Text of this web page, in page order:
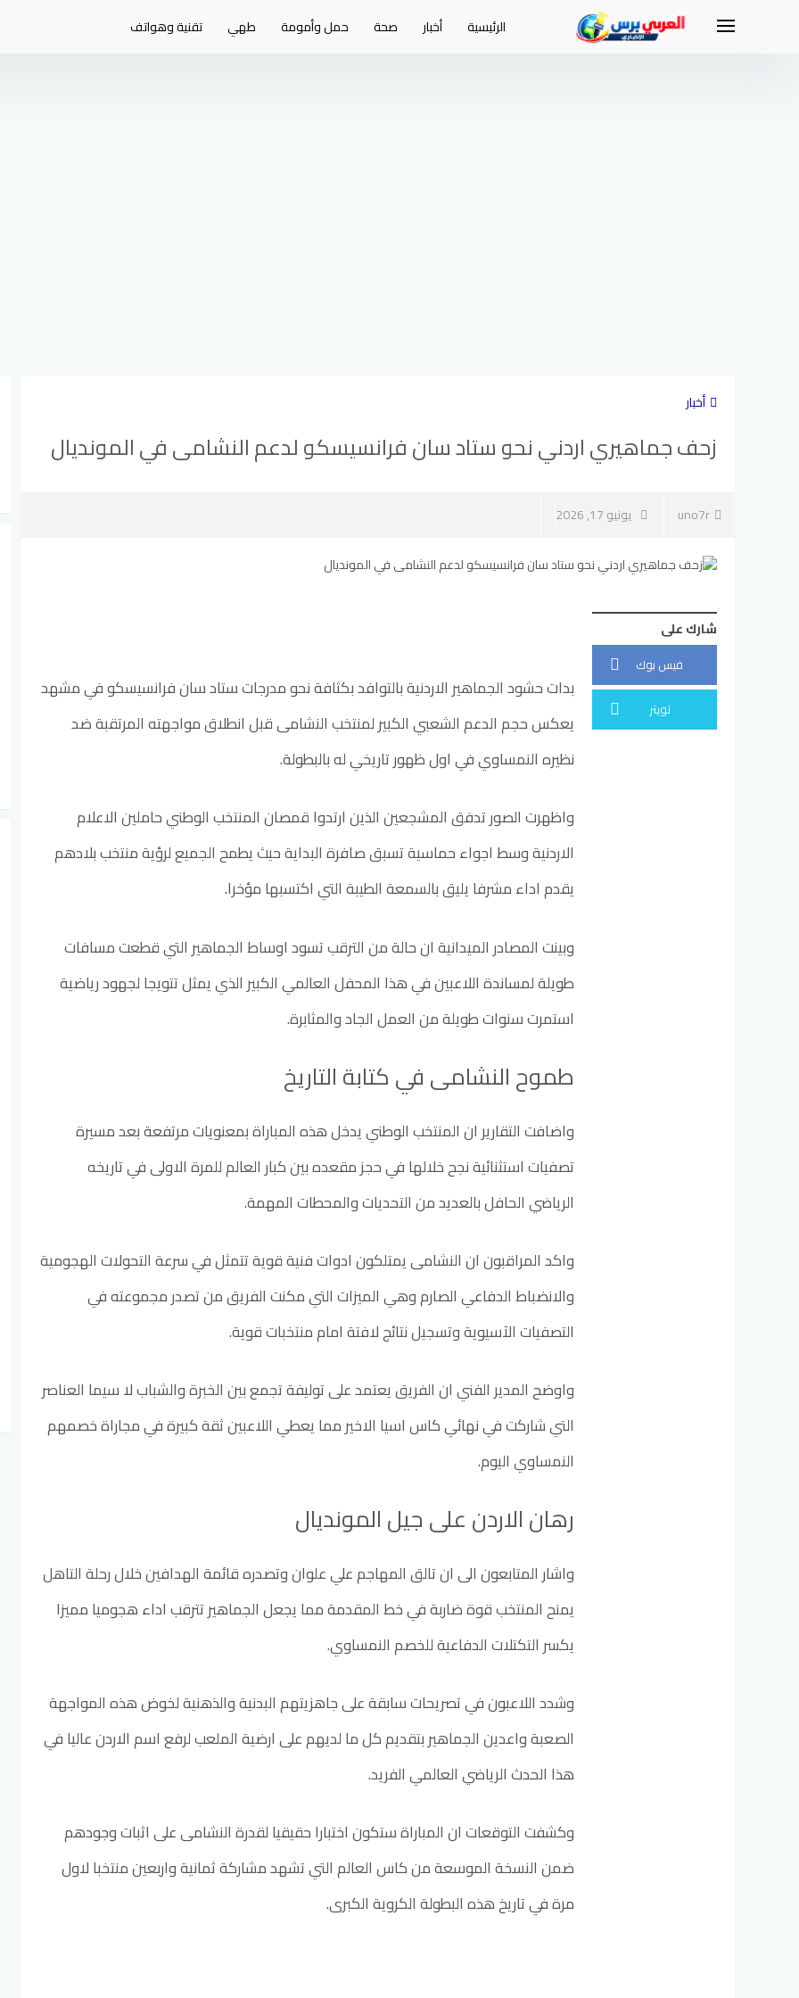
الرئيسية أخبار صحة حمل وأمومة طهي تقنية وهواتف
أخبار
زحف جماهيري اردني نحو ستاد سان فرانسيسكو لدعم النشامى في المونديال
uno7r يونيو 17, 2026
شارك على
فيس بوك
تويتر
بدات حشود الجماهير الاردنية بالتوافد بكثافة نحو مدرجات ستاد سان فرانسيسكو في مشهد
يعكس حجم الدعم الشعبي الكبير لمنتخب النشامى قبل انطلاق مواجهته المرتقبة ضد
نظيره النمساوي في اول ظهور تاريخي له بالبطولة.
واظهرت الصور تدفق المشجعين الذين ارتدوا قمصان المنتخب الوطني حاملين الاعلام
الاردنية وسط اجواء حماسية تسبق صافرة البداية حيث يطمح الجميع لرؤية منتخب بلادهم
يقدم اداء مشرفا يليق بالسمعة الطيبة التي اكتسبها مؤخرا.
وبينت المصادر الميدانية ان حالة من الترقب تسود اوساط الجماهير التي قطعت مسافات
طويلة لمساندة اللاعبين في هذا المحفل العالمي الكبير الذي يمثل تتويجا لجهود رياضية
استمرت سنوات طويلة من العمل الجاد والمثابرة.
طموح النشامى في كتابة التاريخ
واضافت التقارير ان المنتخب الوطني يدخل هذه المباراة بمعنويات مرتفعة بعد مسيرة
تصفيات استثنائية نجح خلالها في حجز مقعده بين كبار العالم للمرة الاولى في تاريخه
الرياضي الحافل بالعديد من التحديات والمحطات المهمة.
واكد المراقبون ان النشامى يمتلكون ادوات فنية قوية تتمثل في سرعة التحولات الهجومية
والانضباط الدفاعي الصارم وهي الميزات التي مكنت الفريق من تصدر مجموعته في
التصفيات الآسيوية وتسجيل نتائج لافتة امام منتخبات قوية.
واوضح المدير الفني ان الفريق يعتمد على توليفة تجمع بين الخبرة والشباب لا سيما العناصر
التي شاركت في نهائي كاس اسيا الاخير مما يعطي اللاعبين ثقة كبيرة في مجاراة خصمهم
النمساوي اليوم.
رهان الاردن على جيل المونديال
واشار المتابعون الى ان تالق المهاجم علي علوان وتصدره قائمة الهدافين خلال رحلة التاهل
يمنح المنتخب قوة ضاربة في خط المقدمة مما يجعل الجماهير تترقب اداء هجوميا مميزا
يكسر التكتلات الدفاعية للخصم النمساوي.
وشدد اللاعبون في تصريحات سابقة على جاهزيتهم البدنية والذهنية لخوض هذه المواجهة
الصعبة واعدين الجماهير بتقديم كل ما لديهم على ارضية الملعب لرفع اسم الاردن عاليا في
هذا الحدث الرياضي العالمي الفريد.
وكشفت التوقعات ان المباراة ستكون اختبارا حقيقيا لقدرة النشامى على اثبات وجودهم
ضمن النسخة الموسعة من كاس العالم التي تشهد مشاركة ثمانية واربعين منتخبا لاول
مرة في تاريخ هذه البطولة الكروية الكبرى.